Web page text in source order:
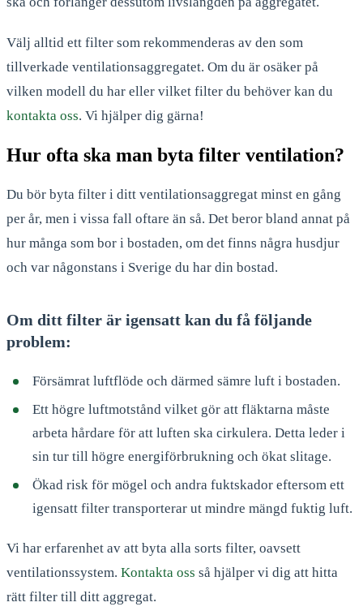
Välj alltid ett filter som rekommenderas av den som
tillverkade ventilationsaggregatet. Om du är osäker på
vilken modell du har eller vilket filter du behöver kan du
kontakta oss. Vi hjälper dig gärna!
Hur ofta ska man byta filter ventilation?
Du bör byta filter i ditt ventilationsaggregat minst en gång
per år, men i vissa fall oftare än så. Det beror bland annat på
hur många som bor i bostaden, om det finns några husdjur
och var någonstans i Sverige du har din bostad.
Om ditt filter är igensatt kan du få följande
problem:
Försämrat luftflöde och därmed sämre luft i bostaden.
Ett högre luftmotstånd vilket gör att fläktarna måste
arbeta hårdare för att luften ska cirkulera. Detta leder i
sin tur till högre energiförbrukning och ökat slitage.
Ökad risk för mögel och andra fuktskador eftersom ett
igensatt filter transporterar ut mindre mängd fuktig luft.
Vi har erfarenhet av att byta alla sorts filter, oavsett
ventilationssystem. Kontakta oss så hjälper vi dig att hitta
rätt filter till ditt aggregat.